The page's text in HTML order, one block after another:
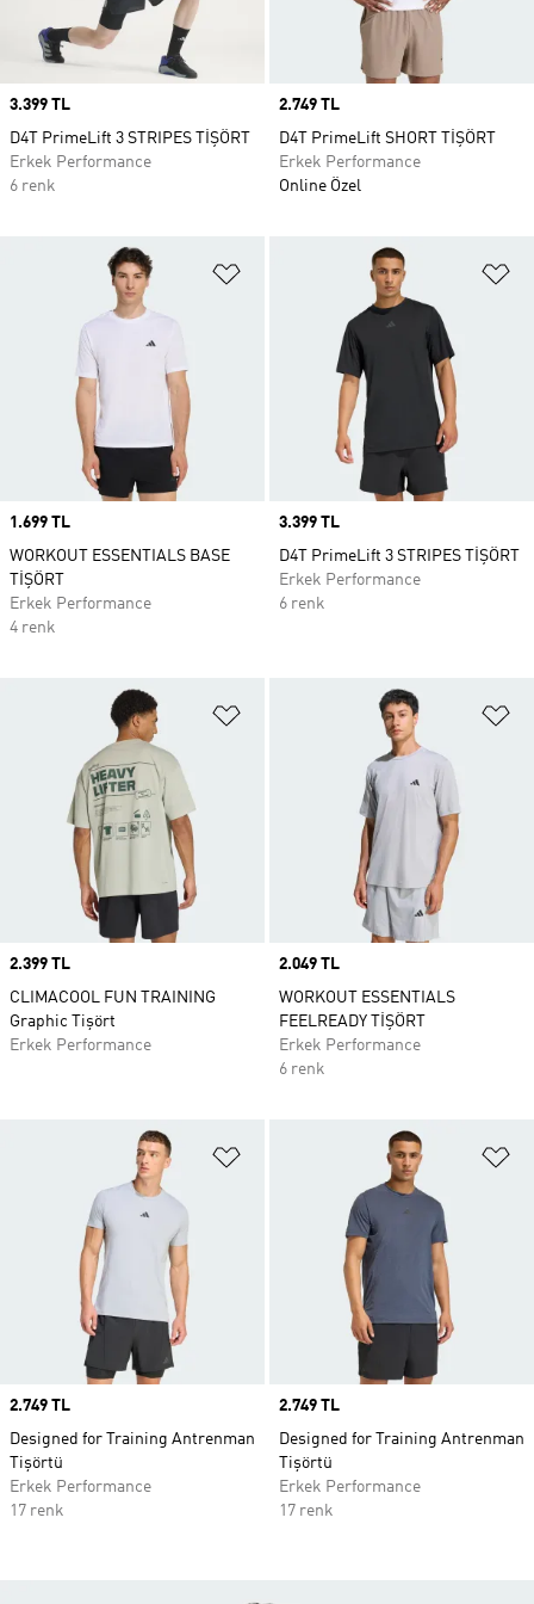
Price
3.399 TL
D4T PrimeLift 3 STRIPES TİŞÖRT
Erkek Performance
6 renk
Price
2.749 TL
D4T PrimeLift SHORT TİŞÖRT
Erkek Performance
Online Özel
Favori Listesine Ekle
Price
1.699 TL
WORKOUT ESSENTIALS BASE
TİŞÖRT
Erkek Performance
4 renk
Price
3.399 TL
D4T PrimeLift 3 STRIPES TİŞÖRT
Erkek Performance
6 renk
Favori Listesine Ekle
Price
2.399 TL
CLIMACOOL FUN TRAINING
Graphic Tişört
Erkek Performance
Price
2.049 TL
WORKOUT ESSENTIALS
FEELREADY TİŞÖRT
Erkek Performance
6 renk
Favori Listesine Ekle
Price
2.749 TL
Designed for Training Antrenman
Tişörtü
Erkek Performance
17 renk
Price
2.749 TL
Designed for Training Antrenman
Tişörtü
Erkek Performance
17 renk